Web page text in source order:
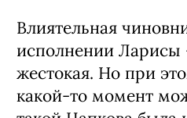
Влиятельная
исполнении Ларисы
жестокая. Но при
какой-то момент